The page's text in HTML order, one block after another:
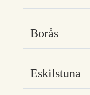
Borås
Eskilstuna